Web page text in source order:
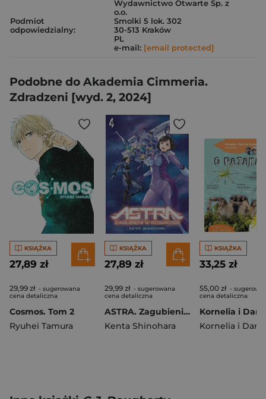
Podmiot
odpowiedzialny:
Wydawnictwo Otwarte Sp. z
o.o.
Smolki 5 lok. 302
30-513 Kraków
PL
e-mail: [email protected]
Podobne do Akademia Cimmeria.
Zdradzeni [wyd. 2, 2024]
KSIĄŻKA
27,89 zł
29,99 zł - sugerowana
cena detaliczna
Cosmos. Tom 2
Ryuhei Tamura
KSIĄŻKA
27,89 zł
29,99 zł - sugerowana
cena detaliczna
ASTRA. Zagubieni w kosmosie. Tom 4
Kenta Shinohara
KSIĄŻKA
33,25 zł
55,00 zł -
cena detaliczna